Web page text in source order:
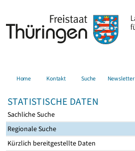
Home Kontakt Suche Newsletter
STATISTISCHE DATEN
Sachliche Suche
Regionale Suche
Kürzlich bereitgestellte Daten